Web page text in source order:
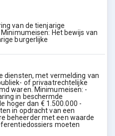
van de tienjarige
Het bewijs van
burgerlijke
diensten, met vermelding van
of privaatrechtelijke
waren. Minimumeisen: -
in beschermde
hoger dan € 1.500.000 -
in opdracht van een
beheerder met een waarde
moeten